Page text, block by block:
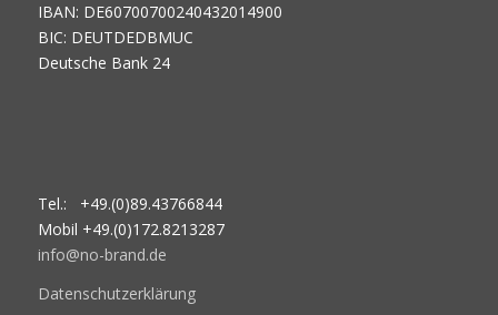
IBAN: DE60700700240432014900
BIC: DEUTDEDBMUC
Deutsche Bank 24
Tel.: +49.(0)89.43766844
Mobil +49.(0)172.8213287
info@no-brand.de
Datenschutzerklärung